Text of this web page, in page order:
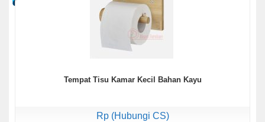
Tempat Tisu Kamar Kecil Bahan Kayu
Rp (Hubungi CS)